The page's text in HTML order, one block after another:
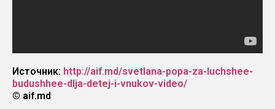
Источник: http://aif.md/svetlana-popa-za-luchshee-
budushhee-dlja-detej-i-vnukov-video/
© aif.md